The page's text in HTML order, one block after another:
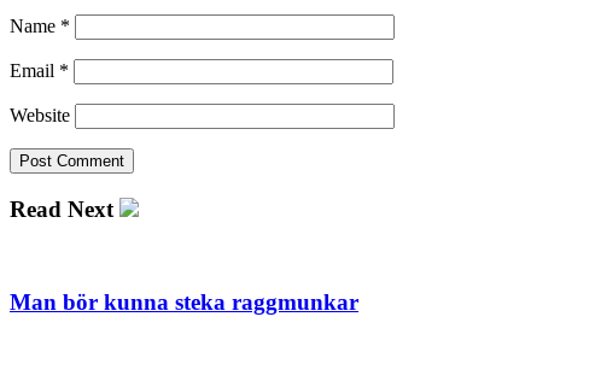
Name *
Email *
Website
Read Next
Man bör kunna steka raggmunkar